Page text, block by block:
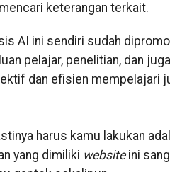
keterangan terkait.
AI ini sendiri sudah
pelajar, penelitian, dan
dan efisien mempelajari
harus kamu lakukan
yang dimiliki website ini